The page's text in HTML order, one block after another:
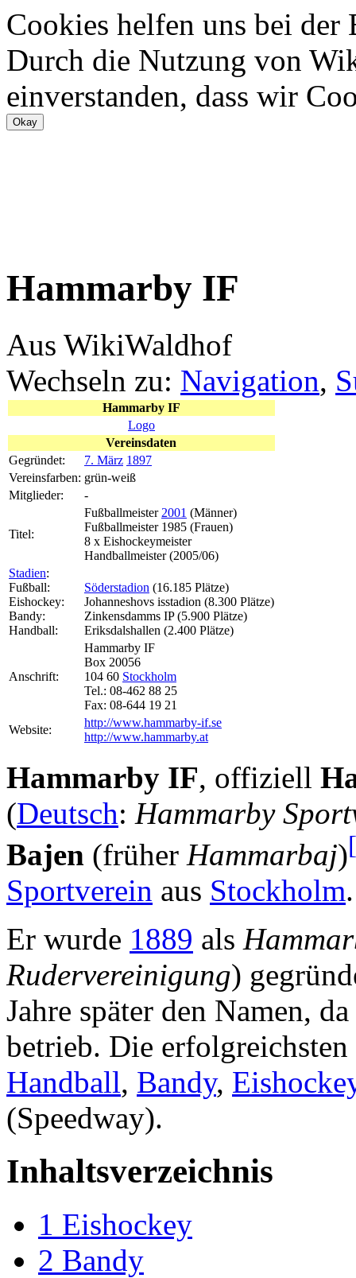
Cookies helfen uns bei
Durch die Nutzung von
einverstanden, dass wir
Hammarby IF
Aus WikiWaldhof
Wechseln zu: Navigation,
Hammarby IF
Logo
Vereinsdaten
Gegründet:
7. März 1897
Vereinsfarben: grün-weiß
Mitglieder:
-
Titel:
Fußballmeister 2001 (Männer)
Fußballmeister 1985 (Frauen)
8 x Eishockeymeister
Handballmeister (2005/06)
Stadien:
Fußball:
Eishockey:
Bandy:
Handball:
Söderstadion (16.185 Plätze)
Johanneshovs isstadion (8.300 Plätze)
Zinkensdamms IP (5.900 Plätze)
Eriksdalshallen (2.400 Plätze)
Anschrift:
Hammarby IF
Box 20056
104 60 Stockholm
Tel.: 08-462 88 25
Fax: 08-644 19 21
Website:
http://www.hammarby-if.se
http://www.hammarby.at
Hammarby IF, offiziell
(Deutsch: Hammarby
Bajen (früher Hammarbaj)
Sportverein aus Stockholm.
Er wurde 1889 als
Rudervereinigung)
Jahre später den Namen,
betrieb. Die
Handball, Bandy,
(Speedway).
Inhaltsverzeichnis
1 Eishockey
2 Bandy